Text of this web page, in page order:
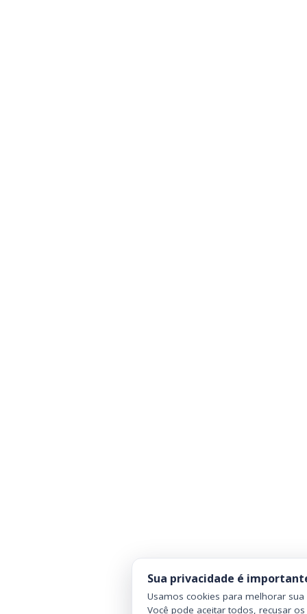
Sua privacidade é
Usamos cookies para melhorar
Você pode aceitar todos, recusar